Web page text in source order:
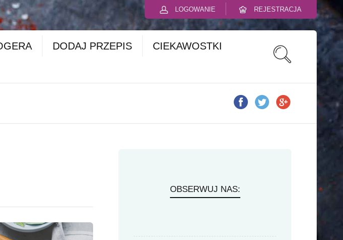
LOGOWANIE REJESTRACJA
DODAJ PRZEPIS
CIEKAWOSTKI
OBSERWUJ NAS: